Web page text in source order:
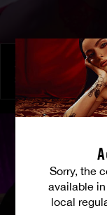
Sorry, the
available
local
Zu ihren Befehlen
SHALINA DEVINE